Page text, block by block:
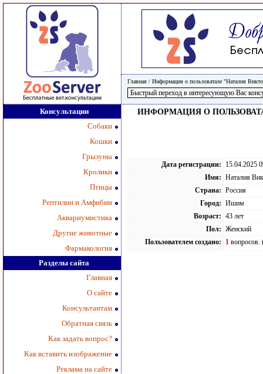
Главная / Информация о пользоватале "Наталия
Консультации
Собаки
Кошки
Грызуны
Кролики
Птицы
Рептилии и Амфибии
Аквариумистика
Другие животные
Фармакология
Разделы сайта
Главная
О сайте
Консультантам
Обратная связь
Как задать вопрос?
Как вставить изображение
Реклама на сайте
ИНФОРМАЦИЯ О
Дата регистрации:
15.04.2025
Имя: Наталия
Страна: Россия
Город: Ишим
Возраст: 43 лет
Пол: Женский
Пользователем создано:
1 вопросов.